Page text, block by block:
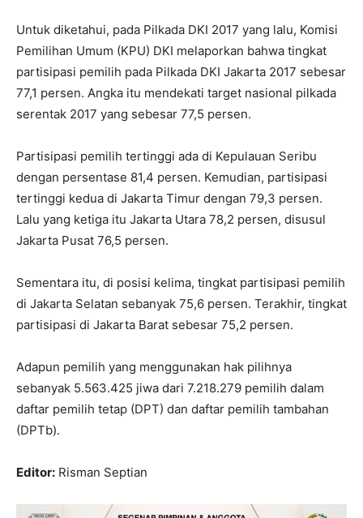
Untuk diketahui, pada Pilkada DKI 2017 yang lalu, Komisi
Pemilihan Umum (KPU) DKI melaporkan bahwa tingkat
partisipasi pemilih pada Pilkada DKI Jakarta 2017 sebesar
77,1 persen. Angka itu mendekati target nasional pilkada
serentak 2017 yang sebesar 77,5 persen.
Partisipasi pemilih tertinggi ada di Kepulauan Seribu
dengan persentase 81,4 persen. Kemudian, partisipasi
tertinggi kedua di Jakarta Timur dengan 79,3 persen.
Lalu yang ketiga itu Jakarta Utara 78,2 persen, disusul
Jakarta Pusat 76,5 persen.
Sementara itu, di posisi kelima, tingkat partisipasi pemilih
di Jakarta Selatan sebanyak 75,6 persen. Terakhir, tingkat
partisipasi di Jakarta Barat sebesar 75,2 persen.
Adapun pemilih yang menggunakan hak pilihnya
sebanyak 5.563.425 jiwa dari 7.218.279 pemilih dalam
daftar pemilih tetap (DPT) dan daftar pemilih tambahan
(DPTb).
Editor: Risman Septian